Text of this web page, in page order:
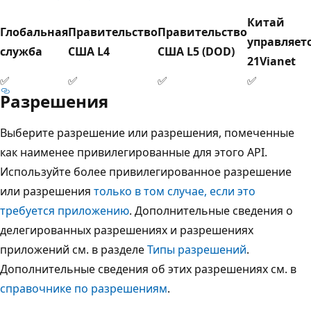
Глобальная
служба
Правительство
США L4
Правительство
США L5 (DOD)
Китай
21Vianet
✅
✅ ✅ ✅
Разрешения
Выберите разрешение или разрешения, помеченные
как наименее привилегированные для этого API.
Используйте более привилегированное разрешение
или разрешения только в том случае, если это
требуется приложению. Дополнительные сведения о
делегированных разрешениях и разрешениях
приложений см. в разделеТипы разрешений.
Дополнительные сведения об этих разрешениях см. в
справочнике по разрешениям.